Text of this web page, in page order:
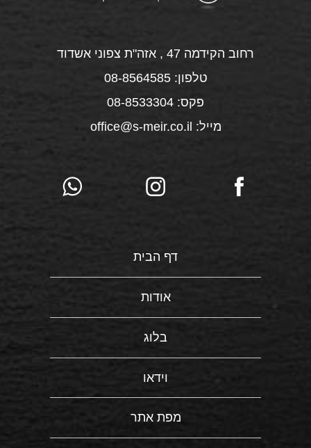
רחוב הקידמה 47 , אזה"ת צפוני אשדוד
טלפון: 08-8564585
פקס: 08-8533304
מייל: office@s-meir.co.il
דף הבית
אודות
בלוג
וידאו
מפת אתר